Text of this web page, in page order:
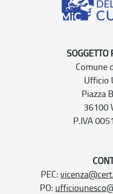
SOGGETTO
Comune
Ufficio
Piazza
36100
P.IVA
PEC:
PO: